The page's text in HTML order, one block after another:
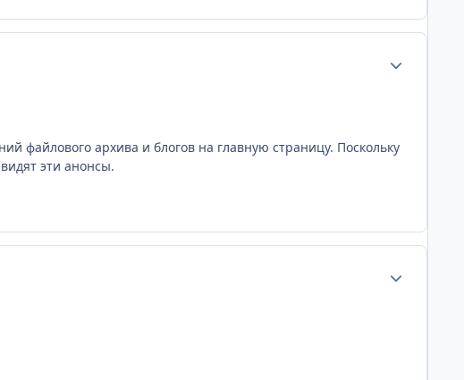
файлового архива и блогов на главную страницу. Поскольку
эти анонсы.